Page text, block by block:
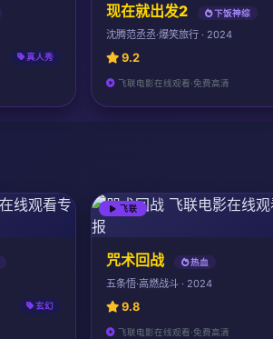
真人秀
现在就出发2 下饭神综
沈腾范丞丞·爆笑旅行 · 2024
9.2
飞联电影在线观看·免费高清
玄幻
飞联
咒术回战 热血
五条悟·高燃战斗 · 2024
9.8
飞联电影在线观看·免费高清